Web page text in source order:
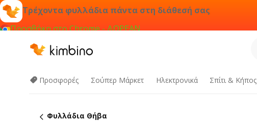
Τρέχοντα φυλλάδια πάντα στη διάθεσή σας
Προσθήκη στο Chrome - ΔΩΡΕΑΝ
Προσφορές Σούπερ Μάρκετ Hλεκτρονικά Σπίτι & Κήπος
Φυλλάδια Θήβα